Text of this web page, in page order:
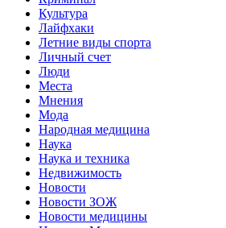
Культура
Лайфхаки
Летние виды спорта
Личный счет
Люди
Места
Мнения
Мода
Народная медицина
Наука
Наука и техника
Недвижимость
Новости
Новости ЗОЖ
Новости медицины